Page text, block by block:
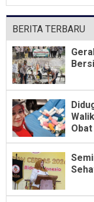
BERITA TERBARU